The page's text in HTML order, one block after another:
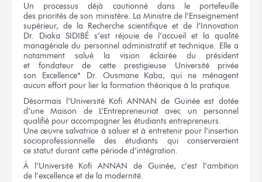
Un processus déjà cautionné dans le portefeuille
des priorités de son ministère. La Ministre de l’Enseignement
supérieur, de la Recherchescientifiqueet de l’Innovation
Dr. Diaka SIDIBÉs’est réjouiede l’accueil et la qualité
managérialedu personneladministratifet technique. Elle a
notamment salué la vision éclairée du président
et fondateur
de cette prestigieuse Université privée
son Excellence* Dr. Ousmane Kaba,qui ne ménagent
aucun effort pour lier la formation théorique à la pratique.
Désormais l’Université Kofi ANNANde Guinéeest dotée
d’une Maison
de L’Entrepreneuriat avec un personnel
qualifié pour accompagner les étudiants entrepreneurs.
Une œuvre salvatrice à saluer et à entretenirpour l’insertion
socioprofessionnelle des étudiants
qui conserveraient
ce statut durant cette période d’intégration.
À l’Université Kofi ANNAN de Guinée, c’est l’ambition
de l’excellence et de la modernité.